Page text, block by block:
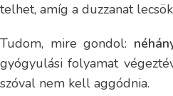
telhet, amíg a duzzanat
Tudom, mire gondol:
gyógyulási folyamat
szóval nem kell aggódnia.